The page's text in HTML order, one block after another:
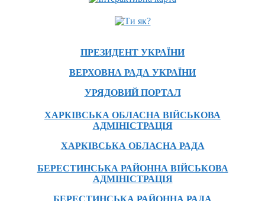
ПРЕЗИДЕНТ УКРАЇНИ
ВЕРХОВНА РАДА УКРАЇНИ
УРЯДОВИЙ ПОРТАЛ
ХАРКІВСЬКА ОБЛАСНА ВІЙСЬКОВА
АДМІНІСТРАЦІЯ
ХАРКІВСЬКА ОБЛАСНА РАДА
БЕРЕСТИНСЬКА РАЙОННА ВІЙСЬКОВА
АДМІНІСТРАЦІЯ